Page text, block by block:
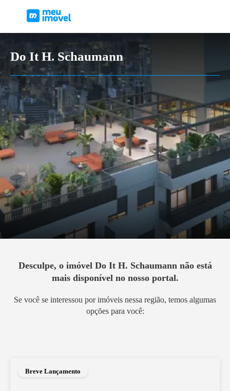
Do It H. Schaumann
Desculpe, o imóvel Do It H. Schaumannnão está
mais disponível no nosso portal.
Se você se interessou por imóveis nessa região, temos algumas
opções para você:
Breve Lançamento